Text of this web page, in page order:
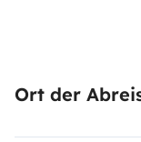
Ort der